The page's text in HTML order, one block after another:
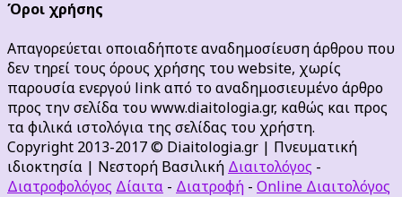
Όροι χρήσης
Απαγορεύεται οποιαδήποτε αναδημοσίευση άρθρου που
δεν τηρεί τους όρους χρήσης του website, χωρίς
παρουσία ενεργού link από το αναδημοσιευμένο άρθρο
προς την σελίδα του www.diaitologia.gr, καθώς και προς
τα φιλικά ιστολόγια της σελίδας του χρήστη.
Copyright 2013-2017 © Diaitologia.gr | Πνευματική
ιδιοκτησία | Νεστορή Βασιλική Διαιτολόγος -
Διατροφολόγος Δίαιτα - Διατροφή - Online Διαιτολόγος